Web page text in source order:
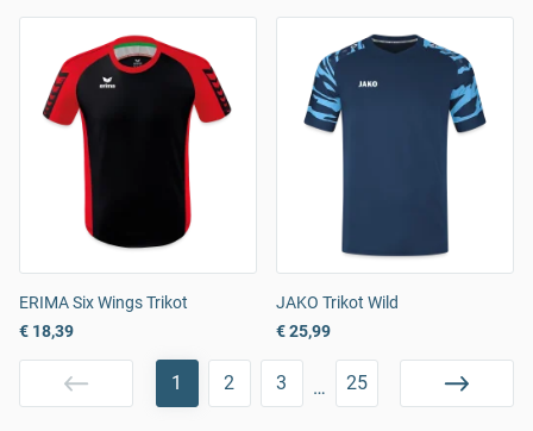
ERIMA Six Wings Trikot
€ 18,39
JAKO Trikot Wild
€ 25,99
1 2 3 … 25